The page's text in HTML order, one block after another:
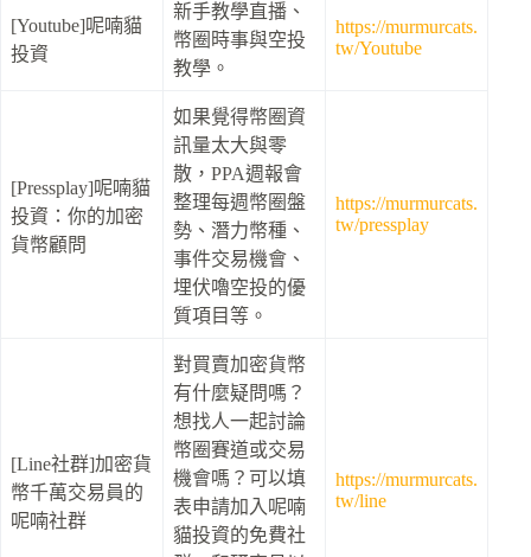
[Youtube]呢喃貓
投資
新手教學直播、
幣圈時事與空投
教學。
https://murmurcats.
tw/Youtube
[Pressplay]呢喃貓
投資：你的加密
貨幣顧問
如果覺得幣圈資
訊量太大與零
散，PPA週報會
整理每週幣圈盤
勢、潛力幣種、
事件交易機會、
埋伏嚕空投的優
質項目等。
https://murmurcats.
tw/pressplay
[Line社群]加密貨
幣千萬交易員的
呢喃社群
對買賣加密貨幣
有什麼疑問嗎？
想找人一起討論
幣圈賽道或交易
機會嗎？可以填
表申請加入呢喃
貓投資的免費社
https://murmurcats.
tw/line